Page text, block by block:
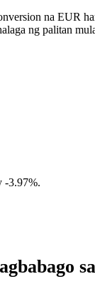
na
ng palitan
-3.97%.